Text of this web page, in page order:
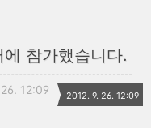
참가했습니다.
12:09 2012. 9. 26. 12:09